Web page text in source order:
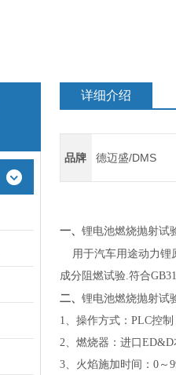
详细介绍
品牌 德迈盛/DMS
一、 锂电池燃烧抛射试
用于汽车用途动力
成分阻燃试验.符合
二、 锂电池燃烧抛射试
1、操作方式：PLC控
2、燃烧器：进口ED&D
3、火焰施加时间：0～